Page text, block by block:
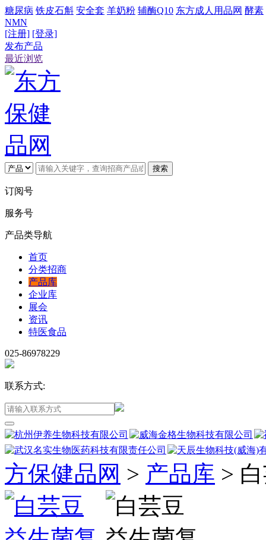
糖尿病 铁皮石斛 安全套 羊奶粉 辅酶Q10 东方成人用品网 酵素
NMN
[注册] [登录]
发布产品
最近浏览
搜索
订阅号
服务号
产品类导航
首页
分类招商
产品库
企业库
展会
资讯
特医食品
025-86978229
联系方式:
方保健品网 > 产品库 >